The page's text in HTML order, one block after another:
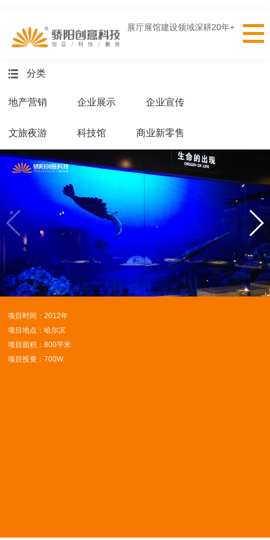
展厅展馆建设领域深耕20年+
分类
地产营销 企业展示 企业宣传
文旅夜游 科技馆 商业新零售
项目时间：2012年
项目地点：哈尔滨
项目面积：800平米
项目投资：700W